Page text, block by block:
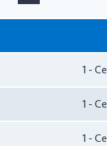
1 -
1 -
1 -